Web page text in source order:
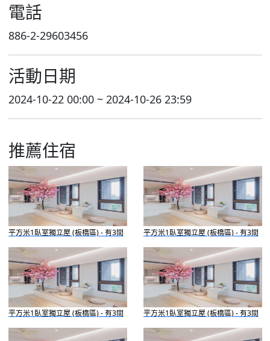
電話
886-2-29603456
活動日期
2024-10-22 00:00 ~ 2024-10-26 23:59
推薦住宿
平方米1臥室獨立屋 (板橋區) - 有3間
私人浴室
平方米1臥室獨立屋 (板橋區) - 有3間
私人浴室
平方米1臥室獨立屋 (板橋區) - 有3間
私人浴室
平方米1臥室獨立屋 (板橋區) - 有3間
私人浴室